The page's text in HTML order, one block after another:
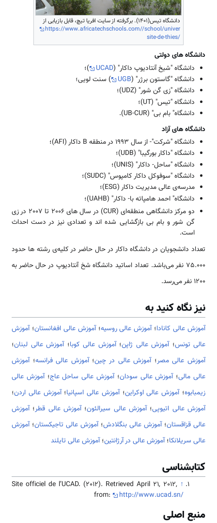
دانشگاه تیس(1401). برگرفته از سایت افریا تیچ، قابل بازیابی از
https://www.africatechschools.com//school/univer
site-de-thies/
دانشگاه های دولتی
دانشگاه "شیخ آنتادیوپ داکار" (UCAD
)؛
دانشگاه "گاستون برژر" (UGB
) سنت لویی؛
دانشگاه "زی گن شور" (UDZ)؛
دانشگاه "تیس" (UT)؛
دانشگاه" بام بی" (UB-CUR).
دانشگاه های آزاد
دانشگاه "شرکت"- از سال 1993 در منطقه B داکار (AFI)؛
دانشگاه "داکار بورگیبا" (UDB)؛
دانشگاه "ساحل- داکار" (UNIS)؛
دانشگاه "سوفوکل داکار کامپوس" (SUDC)؛
مدرسه‌ی عالی مدیریت داکار (ESG)؛
دانشگاه" احمد هامپاته با- داکار" (UAHB)؛
دو مرکز دانشگاهی منطقه‌ای (CUR) در سال های 2006 تا 2007 در زی
گن شور و بام بی بازگشایی شده اند و تعدادی نیز در دست احداث
است.
تعداد دانشجویان در دانشگاه داکار در حال حاضر در کلیه‌ی رشته ها حدود
75.000 نفر می‌باشد. تعداد اساتید دانشگاه شخ آنتادیوپ در حال حاضر به
1200 نفر می‌رسد.
نیز نگاه کنید به
آموزش عالی کانادا؛آموزش عالی روسیه؛آموزش عالی افغانستان؛آموزش
عالی تونس؛آموزش عالی ژاپن؛آموزش عالی کوبا؛آموزش عالی لبنان؛
آموزش عالی مصر؛آموزش عالی در چین؛آموزش عالی فرانسه؛آموزش
عالی مالی؛آموزش عالی سودان؛آموزش عالی ساحل عاج؛آموزش عالی
زیمبابوه؛آموزش عالی اوکراین؛آموزش عالی اسپانیا؛آموزش عالی اردن؛
آموزش عالی اتیوپی؛آموزش عالی سیرالئون؛آموزش عالی قطر؛آموزش
عالی قزاقستان؛آموزش عالی بنگلادش؛آموزش عالی تاجیکستان؛آموزش
عالی سریلانکا؛آموزش عالی در آرژانتین؛آموزش عالی تایلند
کتابشناسی
↑
Site officiel de l’UCAD. (2012). Retrieved April 21, 2012,
from:
http://www.ucad.sn/
منبع اصلی